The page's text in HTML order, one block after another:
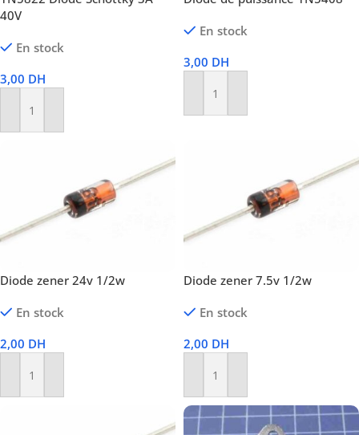
40V
En stock
3,00 DH
Ajouter Au Panier
En stock
3,00 DH
Ajouter Au Panier
Diode zener 24v 1/2w
En stock
2,00 DH
Ajouter Au Panier
Diode zener 7.5v 1/2w
En stock
2,00 DH
Ajouter Au Panier